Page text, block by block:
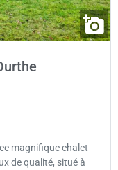
magnifique chalet
de qualité, situé à